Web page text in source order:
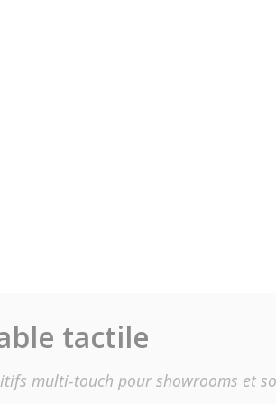
tactile
multi-touch pour showrooms et